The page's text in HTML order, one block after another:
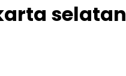
selatan